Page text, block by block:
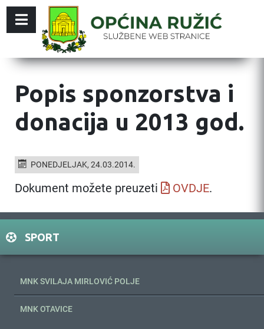
Popis sponzorstva i
donacija u 2013 god.
PONEDJELJAK, 24.03.2014.
Dokument možete preuzeti OVDJE.
SPORT
MNK SVILAJA MIRLOVIĆ POLJE
MNK OTAVICE